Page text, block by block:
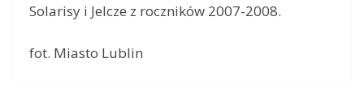
Solarisy i Jelcze z roczników 2007-2008.
fot. Miasto Lublin